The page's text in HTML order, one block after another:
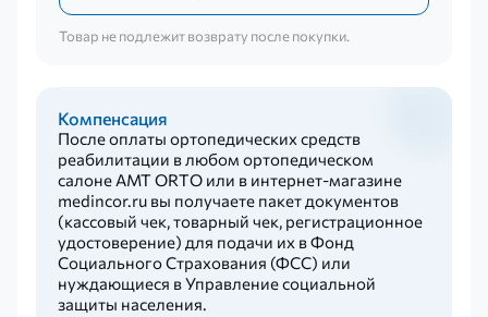
Компенсация
После оплаты ортопедических средств
реабилитации в любом ортопедическом
салоне AMT ORTO или в интернет-магазине
medincor.ru вы получаете пакет документов
(кассовый чек, товарный чек, регистрационное
удостоверение) для подачи их в Фонд
Социального Страхования (ФСС) или
нуждающиеся в Управление социальной
защиты населения.
Товар не подлежит возврату после покупки.